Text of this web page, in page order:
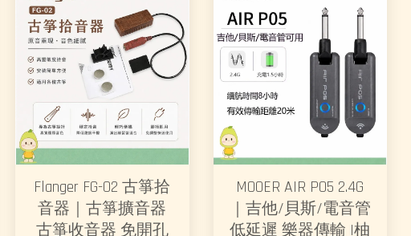
Flanger FG-02 古箏拾
音器｜古箏擴音器
古箏收音器 免開孔
MOOER AIR P05 2.4G
｜吉他/貝斯/電音管
低延遲 樂器傳輸 |柚